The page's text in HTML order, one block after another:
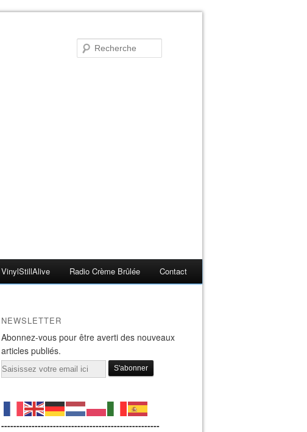
VinylStillAlive Radio Crème Brûlée Contact
NEWSLETTER
Abonnez-vous pour être averti des nouveaux
articles publiés.
Email
----------------------------------------------------